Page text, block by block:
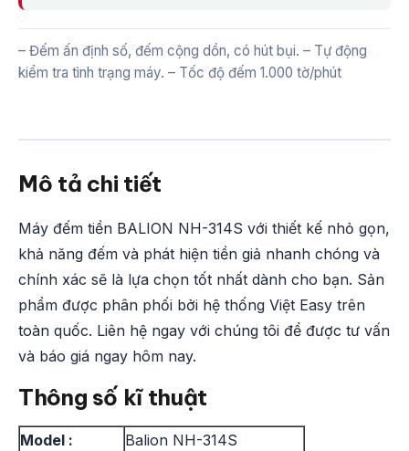
– Đếm ấn định số, đếm cộng dồn, có hút bụi. – Tự động
kiểm tra tình trạng máy. – Tốc độ đếm 1.000 tờ/phút
Mô tả chi tiết
Máy đếm tiền BALION NH-314S với thiết kế nhỏ gọn,
khả năng đếm và phát hiện tiền giả nhanh chóng và
chính xác sẽ là lựa chọn tốt nhất dành cho bạn. Sản
phẩm được phân phối bởi hệ thống Việt Easy trên
toàn quốc. Liên hệ ngay với chúng tôi để được tư vấn
và báo giá ngay hôm nay.
Thông số kĩ thuật
Model :
Balion NH-314S